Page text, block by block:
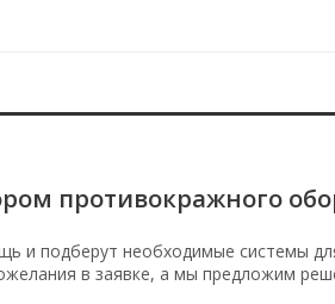
противокражного
и подберут необходимые системы
в заявке, а мы предложим